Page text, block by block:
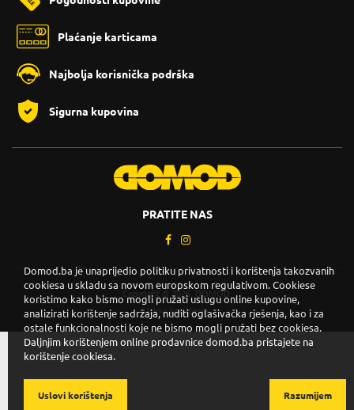
Plaćanje karticama
Najbolja korisnička podrška
Sigurna kupovina
PRATITE NAS
Copyright © 2026. DOMOD.
Uslovi korištenja.
Domod.ba je unaprijedio politiku privatnosti i korištenja takozvanih
cookiesa u skladu sa novom europskom regulativom. Cookiese
koristimo kako bismo mogli pružati uslugu online kupovine,
analizirati korištenje sadržaja, nuditi oglašivačka rješenja, kao i za
ostale funkcionalnosti koje ne bismo mogli pružati bez cookiesa.
Daljnjim korištenjem online prodavnice domod.ba pristajete na
korištenje cookiesa.
Razumijem
Uslovi korištenja